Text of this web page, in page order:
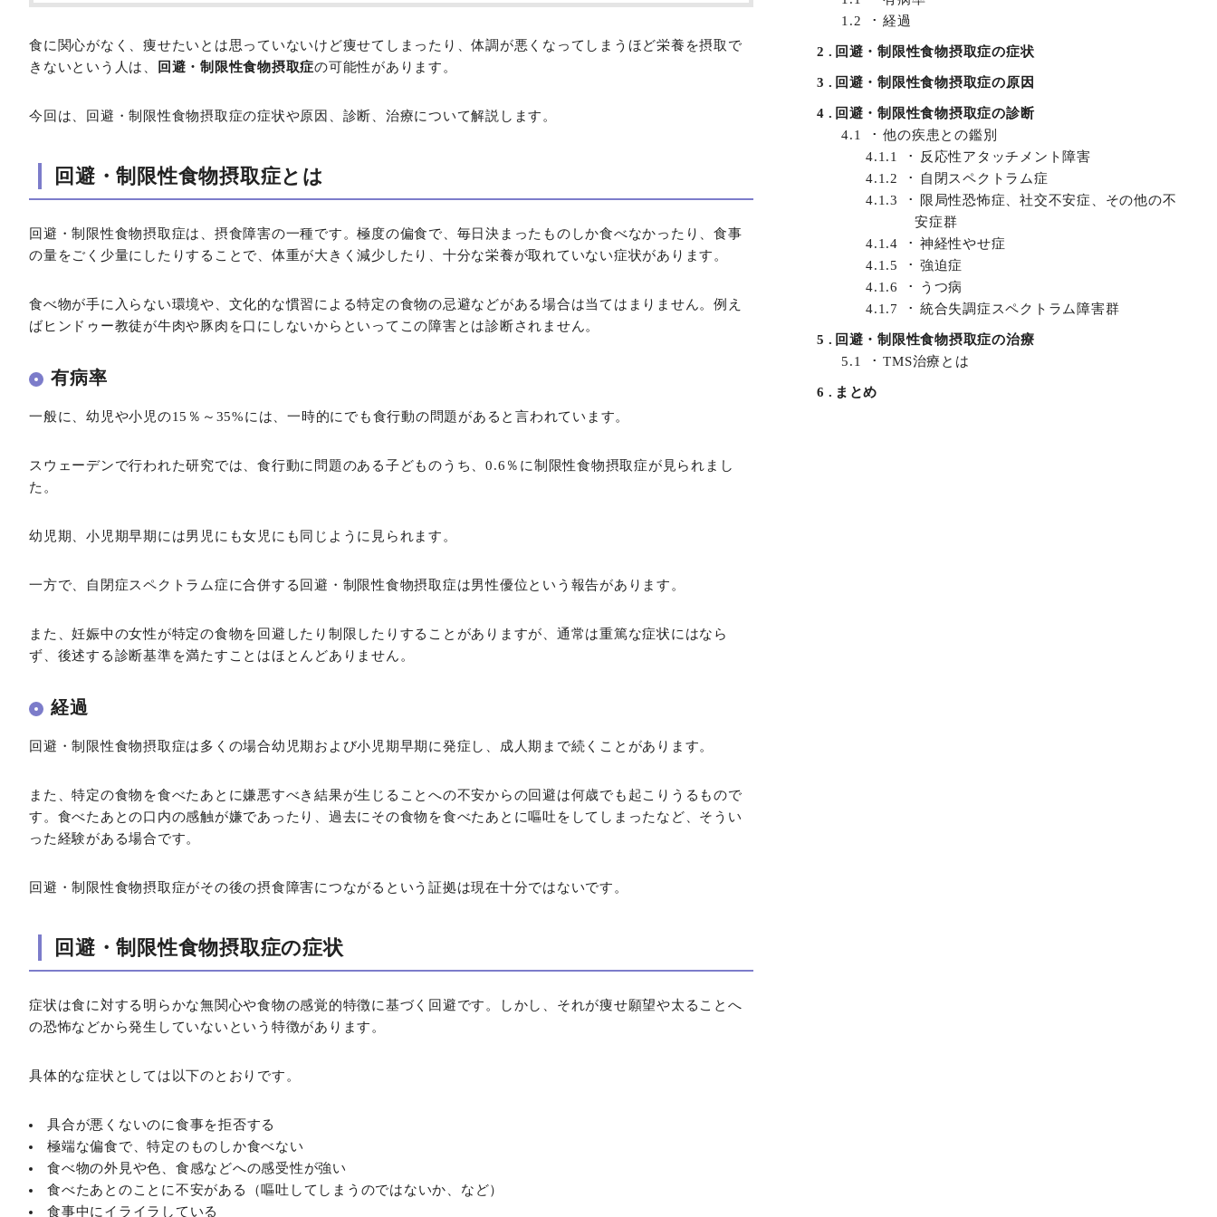
食に関心がなく、痩せたいとは思っていないけど痩せてしまったり、体調が悪くなってしまうほど栄養を摂取で
きないという人は、
回避・制限性食物摂取症の可能性があります。
今回は、回避・制限性食物摂取症の症状や原因、診断、治療について解説します。
回避・制限性食物摂取症とは
回避・制限性食物摂取症は、摂食障害の一種です。極度の偏食で、毎日決まったものしか食べなかったり、食事
の量をごく少量にしたりすることで、体重が大きく減少したり、十分な栄養が取れていない症状があります。
食べ物が手に入らない環境や、文化的な慣習による特定の食物の忌避などがある場合は当てはまりません。例え
ばヒンドゥー教徒が牛肉や豚肉を口にしないからといってこの障害とは診断されません。
有病率
一般に、幼児や小児の15％～35%には、一時的にでも食行動の問題があると言われています。
スウェーデンで行われた研究では、食行動に問題のある子どものうち、0.6％に制限性食物摂取症が見られまし
た。
幼児期、小児期早期には男児にも女児にも同じように見られます。
一方で、自閉症スペクトラム症に合併する回避・制限性食物摂取症は男性優位という報告があります。
また、妊娠中の女性が特定の食物を回避したり制限したりすることがありますが、通常は重篤な症状にはなら
ず、後述する診断基準を満たすことはほとんどありません。
経過
回避・制限性食物摂取症は多くの場合幼児期および小児期早期に発症し、成人期まで続くことがあります。
また、特定の食物を食べたあとに嫌悪すべき結果が生じることへの不安からの回避は何歳でも起こりうるもので
す。食べたあとの口内の感触が嫌であったり、過去にその食物を食べたあとに嘔吐をしてしまったなど、そうい
った経験がある場合です。
回避・制限性食物摂取症がその後の摂食障害につながるという証拠は現在十分ではないです。
回避・制限性食物摂取症の症状
症状は食に対する明らかな無関心や食物の感覚的特徴に基づく回避です。しかし、それが痩せ願望や太ることへ
の恐怖などから発生していないという特徴があります。
具体的な症状としては以下のとおりです。
具合が悪くないのに食事を拒否する
極端な偏食で、特定のものしか食べない
食べ物の外見や色、食感などへの感受性が強い
食べたあとのことに不安がある（嘔吐してしまうのではないか、など）
食事中にイライラしている
1.2
経過
2 回避・制限性食物摂取症の症状
3 回避・制限性食物摂取症の原因
4 回避・制限性食物摂取症の診断
4.1
他の疾患との鑑別
4.1.1
反応性アタッチメント障害
4.1.2
自閉スペクトラム症
4.1.3
限局性恐怖症、社交不安症、その他の不
安症群
4.1.4
神経性やせ症
4.1.5
強迫症
4.1.6
うつ病
4.1.7
統合失調症スペクトラム障害群
5 回避・制限性食物摂取症の治療
5.1
TMS治療とは
6 まとめ